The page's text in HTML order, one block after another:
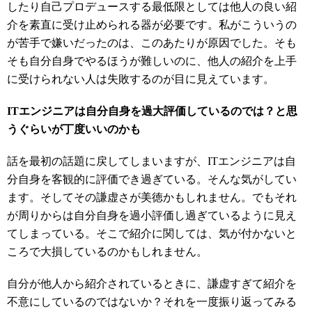
したり自己プロデュースする最低限としては他人の良い紹
介を素直に受け止められる器が必要です。私がこういうの
が苦手で嫌いだったのは、このあたりが原因でした。そも
そも自分自身でやるほうが難しいのに、他人の紹介を上手
に受けられない人は失敗するのが目に見えています。
ITエンジニアは自分自身を過大評価しているのでは？と思
うぐらいが丁度いいのかも
話を最初の話題に戻してしまいますが、ITエンジニアは自
分自身を客観的に評価でき過ぎている。そんな気がしてい
ます。そしてその謙虚さが美徳かもしれません。でもそれ
が周りからは自分自身を過小評価し過ぎているように見え
てしまっている。そこで紹介に関しては、気が付かないと
ころで大損しているのかもしれません。
自分が他人から紹介されているときに、謙虚すぎて紹介を
不意にしているのではないか？それを一度振り返ってみる